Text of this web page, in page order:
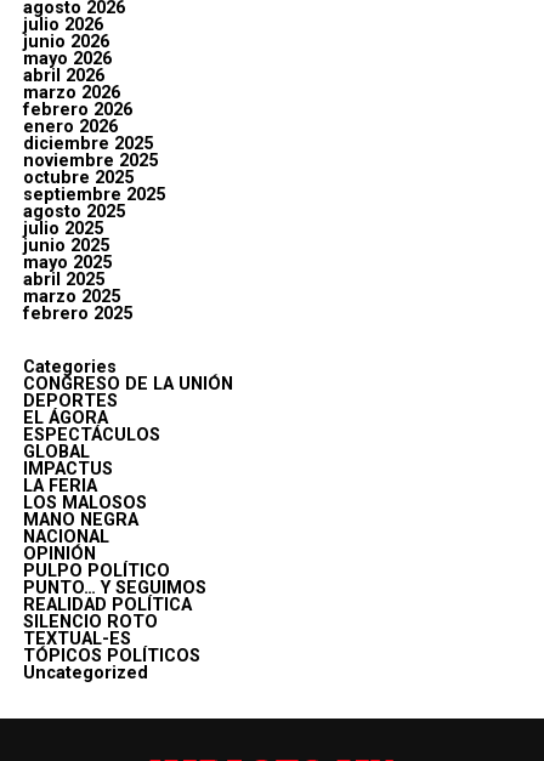
agosto 2026
julio 2026
junio 2026
mayo 2026
abril 2026
marzo 2026
febrero 2026
enero 2026
diciembre 2025
noviembre 2025
octubre 2025
septiembre 2025
agosto 2025
julio 2025
junio 2025
mayo 2025
abril 2025
marzo 2025
febrero 2025
Categories
CONGRESO DE LA UNIÓN
DEPORTES
EL ÁGORA
ESPECTÁCULOS
GLOBAL
IMPACTUS
LA FERIA
LOS MALOSOS
MANO NEGRA
NACIONAL
OPINIÓN
PULPO POLÍTICO
PUNTO… Y SEGUIMOS
REALIDAD POLÍTICA
SILENCIO ROTO
TEXTUAL-ES
TÓPICOS POLÍTICOS
Uncategorized